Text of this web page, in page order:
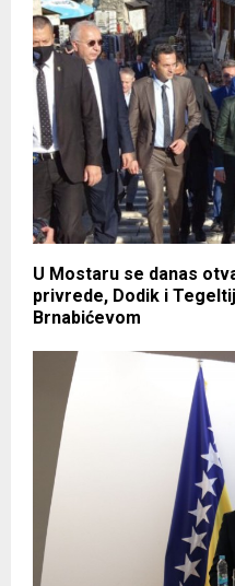
U Mostaru se danas
privrede, Dodik i
Brnabićevom